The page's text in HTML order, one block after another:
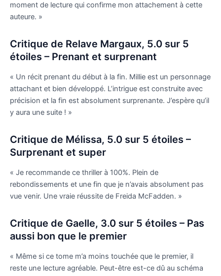
moment de lecture qui confirme mon attachement à cette
auteure. »
Critique de Relave Margaux, 5.0 sur 5
étoiles – Prenant et surprenant
« Un récit prenant du début à la fin. Millie est un personnage
attachant et bien développé. L’intrigue est construite avec
précision et la fin est absolument surprenante. J’espère qu’il
y aura une suite ! »
Critique de Mélissa, 5.0 sur 5 étoiles –
Surprenant et super
« Je recommande ce thriller à 100%. Plein de
rebondissements et une fin que je n’avais absolument pas
vue venir. Une vraie réussite de Freida McFadden. »
Critique de Gaelle, 3.0 sur 5 étoiles – Pas
aussi bon que le premier
« Même si ce tome m’a moins touchée que le premier, il
reste une lecture agréable. Peut-être est-ce dû au schéma